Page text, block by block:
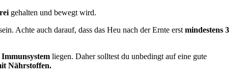
gehalten und bewegt wird.
Achte auch darauf, dass das Heu nach der Ernte erst mindestens 3
Immunsystem liegen. Daher solltest du unbedingt auf eine gute
Nährstoffen.